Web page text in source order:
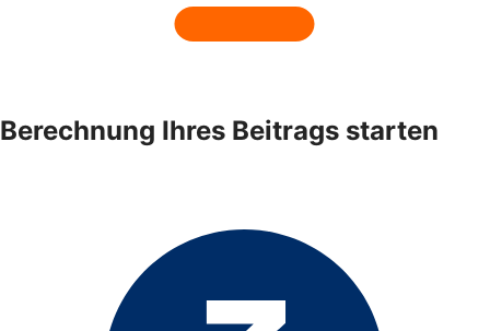
Berechnung Ihres Beitrags starten